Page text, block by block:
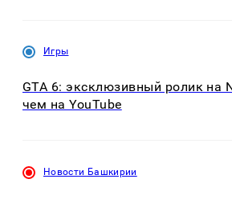
Игры
GTA 6: эксклюзивный ролик на
чем на YouTube
Новости Башкирии